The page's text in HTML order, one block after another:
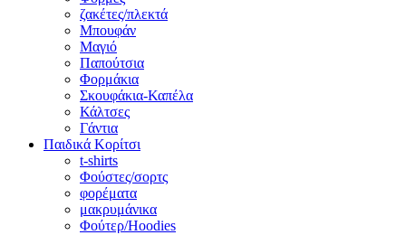
ζακέτες/πλεκτά
Μπουφάν
Μαγιό
Παπούτσια
Φορμάκια
Σκουφάκια-Καπέλα
Κάλτσες
Γάντια
Παιδικά Κορίτσι
t-shirts
Φούστες/σορτς
φορέματα
μακρυμάνικα
Φούτερ/Hoodies